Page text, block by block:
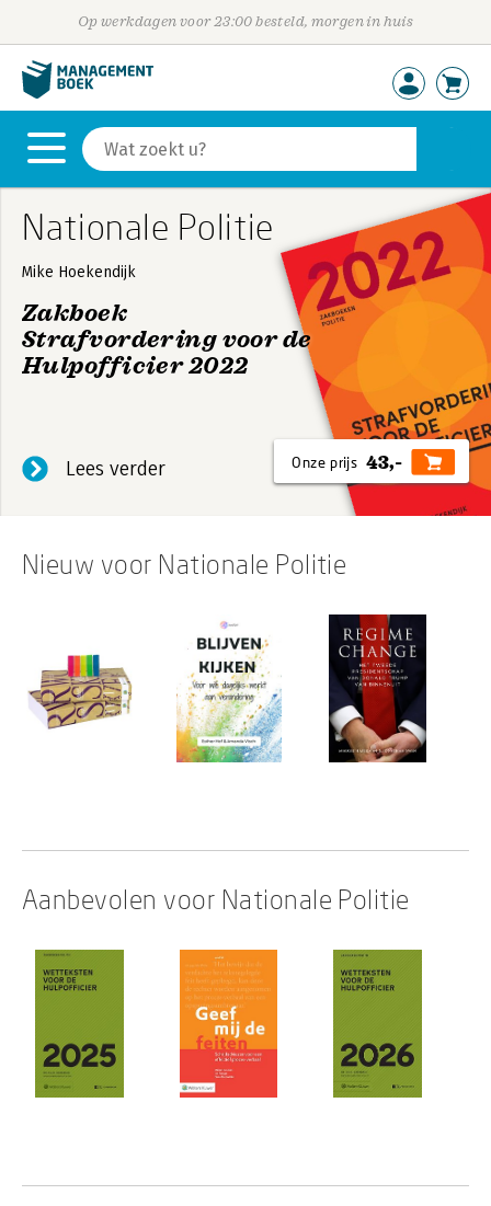
Op werkdagen voor 23:00 besteld, morgen in huis
Nationale Politie
Mike Hoekendijk
Zakboek
Strafvordering voor de
Hulpofficier 2022
Dit zakboek zet de belangrijkste bevoegdheden uit
het Wetboek van Strafvordering en een aantal
bijzondere wetten voor je op een rij.
Lees verder 43,-
Nieuw voor Nationale Politie
Aanbevolen voor Nationale Politie